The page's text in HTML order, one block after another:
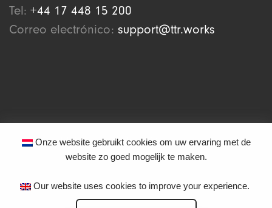
Onze website gebruikt cookies om uw ervaring met de
website zo goed mogelijk te maken.
Our website uses cookies to improve your experience.
Tel: +44 17 448 15 200
Correo electrónico: support@ttr.works
© 2026 TTR Euroworks B.V.
Todos los nombres de empresas y productos que se mencionan aquí son
respectivos propietarios. TTR no pretende, intencionadamente o de otra